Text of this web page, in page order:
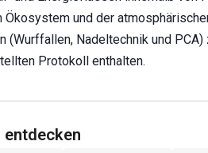
und der
(Wurffallen, Nadeltechnik und
Protokoll enthalten.